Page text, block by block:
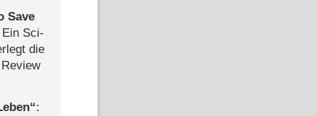
Save
Ein Sci-
die
: